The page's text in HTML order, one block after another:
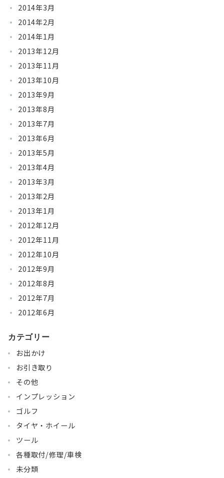
2014年3月
2014年2月
2014年1月
2013年12月
2013年11月
2013年10月
2013年9月
2013年8月
2013年7月
2013年6月
2013年5月
2013年4月
2013年3月
2013年2月
2013年1月
2012年12月
2012年11月
2012年10月
2012年9月
2012年8月
2012年7月
2012年6月
カテゴリー
お出かけ
お引き取り
その他
インプレッション
ゴルフ
タイヤ・ホイール
ツール
各種取付/修理/車検
未分類